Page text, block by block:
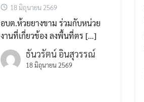
18 มิถุนายน 2569
อบต.ห้วยยางขาม ร่วมกับหน่วย
งานที่เกี่ยวข้อง ลงพื้นที่ตร […]
ธันวรัตน์ อินสุวรรณ์
18 มิถุนายน 2569